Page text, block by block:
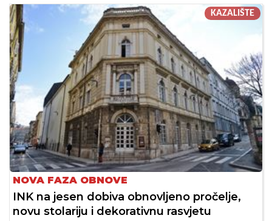
KAZALIŠTE
NOVA FAZA OBNOVE
INK na jesen dobiva obnovljeno pročelje,
novu stolariju i dekorativnu rasvjetu